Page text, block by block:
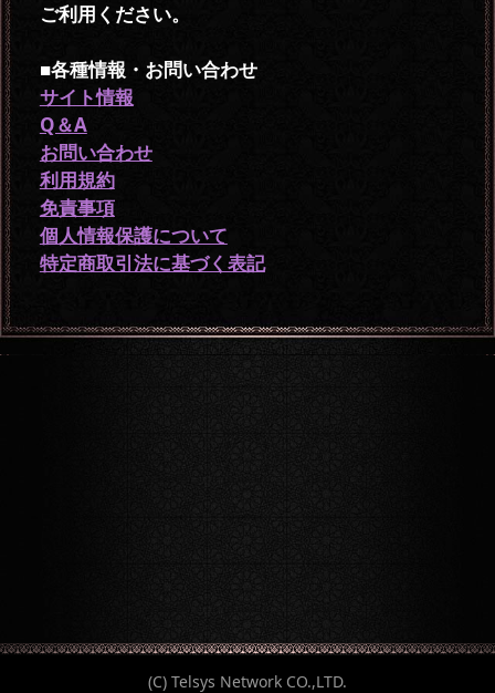
ご利用ください。
■各種情報・お問い合わせ
サイト情報
Q＆A
お問い合わせ
利用規約
免責事項
個人情報保護について
特定商取引法に基づく表記
(C) Telsys Network CO.,LTD.